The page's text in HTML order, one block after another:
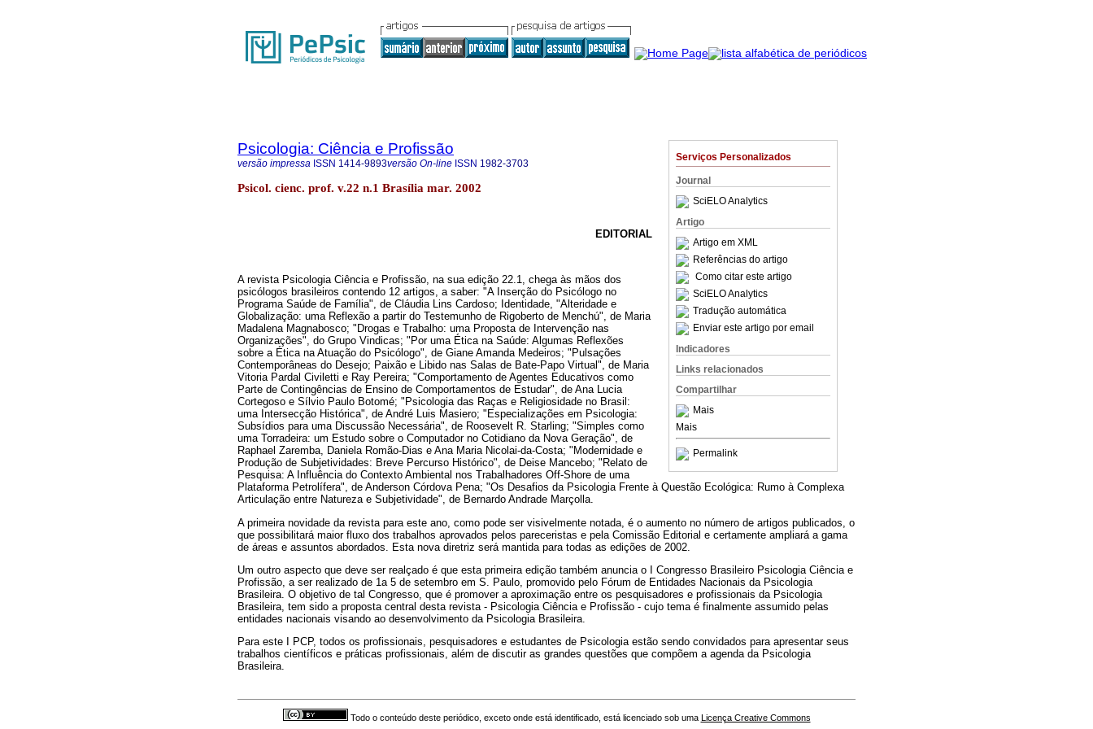
Serviços Personalizados
Journal
SciELO Analytics
Artigo
Artigo em XML
Referências do artigo
Como citar este artigo
SciELO Analytics
Tradução automática
Enviar este artigo por email
Indicadores
Links relacionados
Compartilhar
Mais
Mais
Permalink
Psicologia: Ciência e Profissão
versão impressa ISSN 1414-9893versão On-line ISSN 1982-3703
Psicol. cienc. prof. v.22 n.1 Brasília mar. 2002
EDITORIAL
A revista Psicologia Ciência e Profissão, na sua edição 22.1, chega às mãos dos
psicólogos brasileiros contendo 12 artigos, a saber: "A Inserção do Psicólogo no
Programa Saúde de Família", de Cláudia Lins Cardoso; Identidade, "Alteridade e
Globalização: uma Reflexão a partir do Testemunho de Rigoberto de Menchú", de Maria
Madalena Magnabosco; "Drogas e Trabalho: uma Proposta de Intervenção nas
Organizações", do Grupo Vindicas; "Por uma Ética na Saúde: Algumas Reflexões
sobre a Ética na Atuação do Psicólogo", de Giane Amanda Medeiros; "Pulsações
Contemporâneas do Desejo; Paixão e Libido nas Salas de Bate-Papo Virtual", de Maria
Vitoria Pardal Civiletti e Ray Pereira; "Comportamento de Agentes Educativos como
Parte de Contingências de Ensino de Comportamentos de Estudar", de Ana Lucia
Cortegoso e Sílvio Paulo Botomé; "Psicologia das Raças e Religiosidade no Brasil:
uma Intersecção Histórica", de André Luis Masiero; "Especializações em Psicologia:
Subsídios para uma Discussão Necessária", de Roosevelt R. Starling; "Simples como
uma Torradeira: um Estudo sobre o Computador no Cotidiano da Nova Geração", de
Raphael Zaremba, Daniela Romão-Dias e Ana Maria Nicolai-da-Costa; "Modernidade e
Produção de Subjetividades: Breve Percurso Histórico", de Deise Mancebo; "Relato de
Pesquisa: A Influência do Contexto Ambiental nos Trabalhadores Off-Shore de uma
Plataforma Petrolífera", de Anderson Córdova Pena; "Os Desafios da Psicologia Frente à Questão Ecológica: Rumo à Complexa
Articulação entre Natureza e Subjetividade", de Bernardo Andrade Marçolla.
A primeira novidade da revista para este ano, como pode ser visivelmente notada, é o aumento no número de artigos publicados, o
que possibilitará maior fluxo dos trabalhos aprovados pelos pareceristas e pela Comissão Editorial e certamente ampliará a gama
de áreas e assuntos abordados. Esta nova diretriz será mantida para todas as edições de 2002.
Um outro aspecto que deve ser realçado é que esta primeira edição também anuncia o I Congresso Brasileiro Psicologia Ciência e
Profissão, a ser realizado de 1a 5 de setembro em S. Paulo, promovido pelo Fórum de Entidades Nacionais da Psicologia
Brasileira. O objetivo de tal Congresso, que é promover a aproximação entre os pesquisadores e profissionais da Psicologia
Brasileira, tem sido a proposta central desta revista - Psicologia Ciência e Profissão - cujo tema é finalmente assumido pelas
entidades nacionais visando ao desenvolvimento da Psicologia Brasileira.
Para este I PCP, todos os profissionais, pesquisadores e estudantes de Psicologia estão sendo convidados para apresentar seus
trabalhos científicos e práticas profissionais, além de discutir as grandes questões que compõem a agenda da Psicologia
Brasileira.
Todo o conteúdo deste periódico, exceto onde está identificado, está licenciado sob uma Licença Creative Commons